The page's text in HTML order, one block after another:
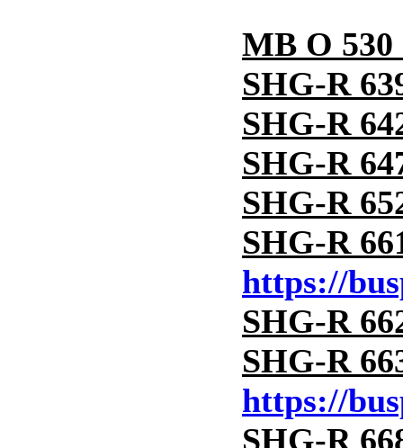
MB O
SHG-R
SHG-R
SHG-R
SHG-R
SHG-R
https://
SHG-R
SHG-R
https://
SHG-R